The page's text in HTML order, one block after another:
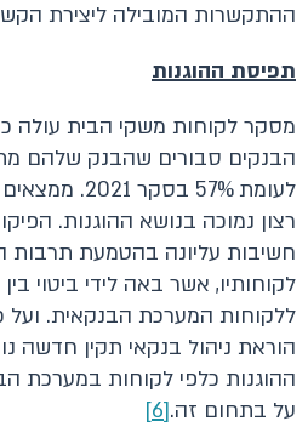
ההתקשרות המובילה ליצירת
תפיסת ההוגנות
הבנקים סבורים שהבנק שלהם
לעומת 57%
רצון נמוכה בנושא ההוגנות.
חשיבות עליונה בהטמעת תרבות
לקוחותיו, אשר באה לידי ביטוי
ללקוחות המערכת הבנקאית. ועל
הוראת ניהול בנקאי תקין חדשה
ההוגנות כלפי לקוחות במערכת
על בתחום זה.[6]